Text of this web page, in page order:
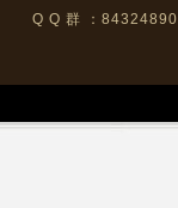
Q Q 群 ：84324890